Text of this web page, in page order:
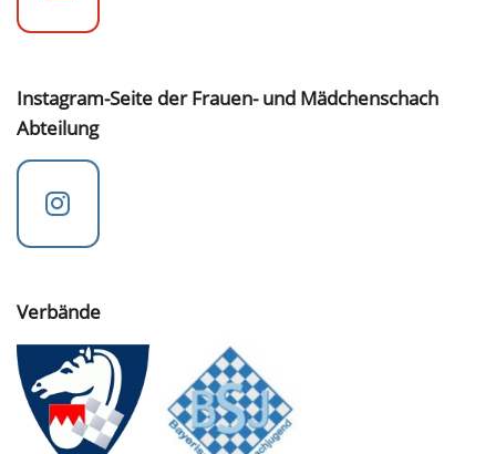
Instagram-Seite der Frauen- und Mädchenschach
Abteilung
Verbände